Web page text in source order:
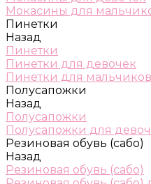
Мокасины для
Пинетки
Назад
Пинетки
Пинетки для девочек
Пинетки для мальчиков
Полусапожки
Назад
Полусапожки
Полусапожки для
Резиновая обувь (сабо)
Назад
Резиновая обувь (сабо)